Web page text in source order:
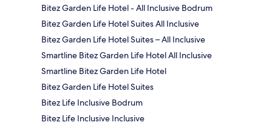
Bitez Garden Life Hotel - All Inclusive Bodrum
Bitez Garden Life Hotel Suites All Inclusive
Bitez Garden Life Hotel Suites – All Inclusive
Smartline Bitez Garden Life Hotel All Inclusive
Smartline Bitez Garden Life Hotel
Bitez Garden Life Hotel Suites
Bitez Life Inclusive Bodrum
Bitez Life Inclusive Inclusive